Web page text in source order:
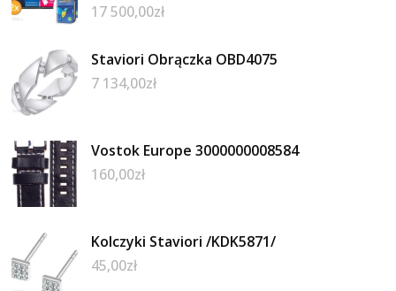
17 500,00zł
Staviori Obrączka OBD4075
7 134,00zł
Vostok Europe 3000000008584
160,00zł
Kolczyki Staviori /KDK5871/
45,00zł